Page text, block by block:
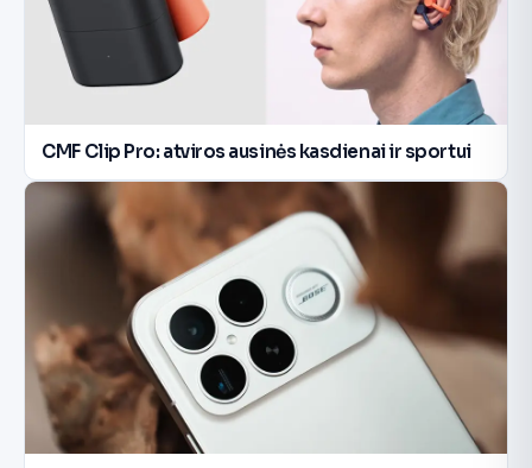
CMF Clip Pro: atviros ausinės kasdienai ir sportui